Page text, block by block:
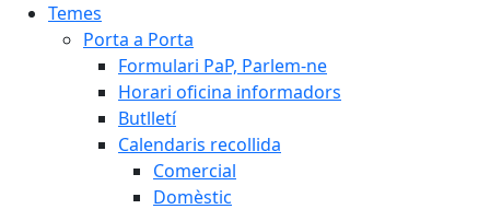
Temes
Porta a Porta
Formulari PaP, Parlem-ne
Horari oficina informadors
Butlletí
Calendaris recollida
Comercial
Domèstic